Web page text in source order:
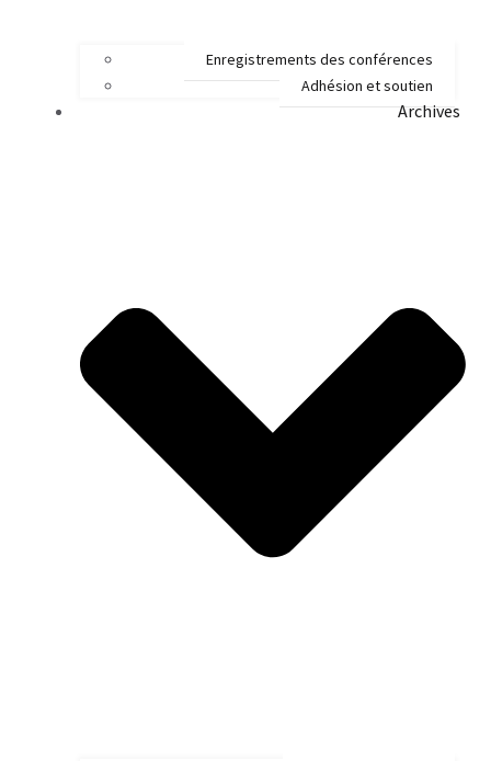
Enregistrements des conférences
Adhésion et soutien
Archives